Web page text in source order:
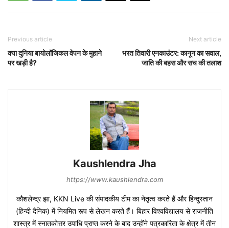
Previous article
क्या दुनिया बायोलॉजिकल वेपन के मुहाने
पर खड़ी है?
Next article
भरत तिवारी एनकाउंटर: कानून का सवाल,
जाति की बहस और सच की तलाश
Kaushlendra Jha
https://www.kaushlendra.com
कौशलेन्द्र झा, KKN Live की संपादकीय टीम का नेतृत्व करते हैं और हिन्दुस्तान
(हिन्दी दैनिक) में नियमित रूप से लेखन करते हैं। बिहार विश्वविद्यालय से राजनीति
शास्त्र में स्नातकोत्तर उपाधि प्राप्त करने के बाद उन्होंने पत्रकारिता के क्षेत्र में तीन